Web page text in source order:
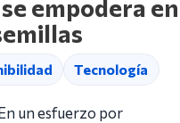
empodera en
Tecnología
un esfuerzo por